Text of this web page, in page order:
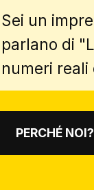
Sei un
parlano di
numeri
PERCHÉ NOI?